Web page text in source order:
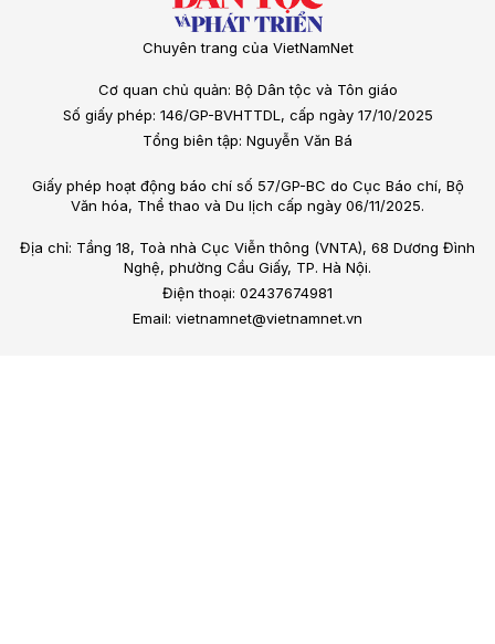
Chuyên trang của VietNamNet
Cơ quan chủ quản: Bộ Dân tộc và Tôn giáo
Số giấy phép: 146/GP-BVHTTDL, cấp ngày 17/10/2025
Tổng biên tập: Nguyễn Văn Bá
Giấy phép hoạt động báo chí số 57/GP-BC do Cục Báo chí, Bộ
Văn hóa, Thể thao và Du lịch cấp ngày 06/11/2025.
Địa chỉ: Tầng 18, Toà nhà Cục Viễn thông (VNTA), 68 Dương Đình
Nghệ, phường Cầu Giấy, TP. Hà Nội.
Điện thoại: 02437674981
Email: vietnamnet@vietnamnet.vn